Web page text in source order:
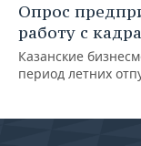
Опрос
работу с
Казанские
период летних